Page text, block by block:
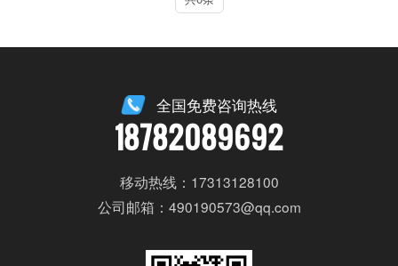
全国免费咨询热线
18782089692
移动热线：17313128100
公司邮箱：490190573@qq.com